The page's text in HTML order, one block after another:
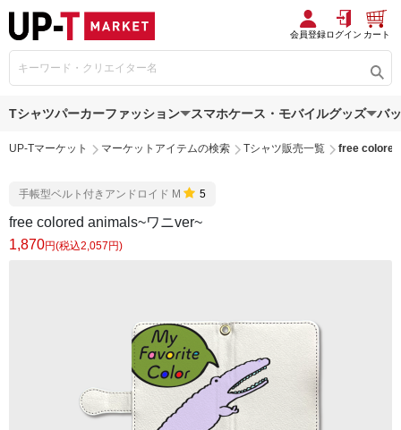
会員登録ログイン カート
Tシャツパーカーファッション スマホケース・モバイルグッズ バ
UP-Tマーケット マーケットアイテムの検索 Tシャツ販売一覧 free
手帳型ベルト付きアンドロイド M 5
free colored animals~ワニver~
1,870円(税込2,057円)